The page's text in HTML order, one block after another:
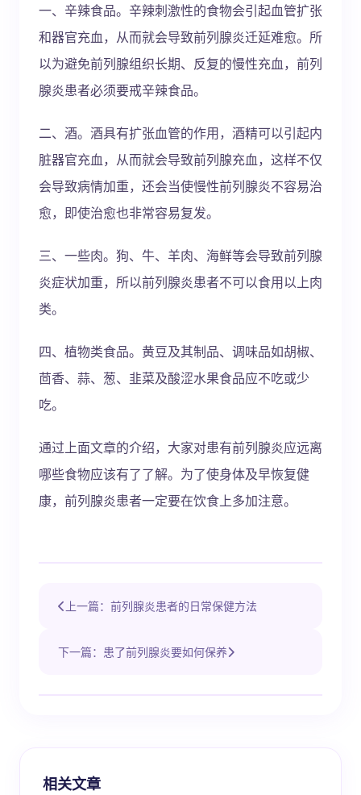
一、辛辣食品。辛辣刺激性的食物会引起血管扩张
和器官充血，从而就会导致前列腺炎迁延难愈。所
以为避免前列腺组织长期、反复的慢性充血，前列
腺炎患者必须要戒辛辣食品。
二、酒。酒具有扩张血管的作用，酒精可以引起内
脏器官充血，从而就会导致前列腺充血，这样不仅
会导致病情加重，还会当使慢性前列腺炎不容易治
愈，即使治愈也非常容易复发。
三、一些肉。狗、牛、羊肉、海鲜等会导致前列腺
炎症状加重，所以前列腺炎患者不可以食用以上肉
类。
四、植物类食品。黄豆及其制品、调味品如胡椒、
茴香、蒜、葱、韭菜及酸涩水果食品应不吃或少
吃。
通过上面文章的介绍，大家对患有前列腺炎应远离
哪些食物应该有了了解。为了使身体及早恢复健
康，前列腺炎患者一定要在饮食上多加注意。
上一篇：前列腺炎患者的日常保健方法
下一篇：患了前列腺炎要如何保养
相关文章